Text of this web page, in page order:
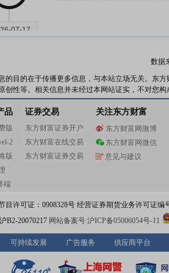
07-17
截止2026年07月17
2100.00万股，质押总笔数3笔
07-14
公告： 2026年07月14日发布《
告》 等5条公告
07-10
公告：2026年07月10日发布 《
业绩预告：
2026年07月10日预
万元，变动34%～56%
股权质押：截止2026年07月10
数据
的目的在于传播更多信息，与本站立场无关。东
创性等。相关信息并未经过本网站证实，不对您
品
版
2
版
端
证券交易
东方财富证券开户
东方财富在线交易
东方财富证券交易
关注东方财富
东方财富网微博
东方财富网微信
意见与建议
目许可证：0908328号 经营证券期货业务许可证编
B2-20070217 网站备案号:沪ICP备05006054号-11
可持续发展 广告服务 供应商平台